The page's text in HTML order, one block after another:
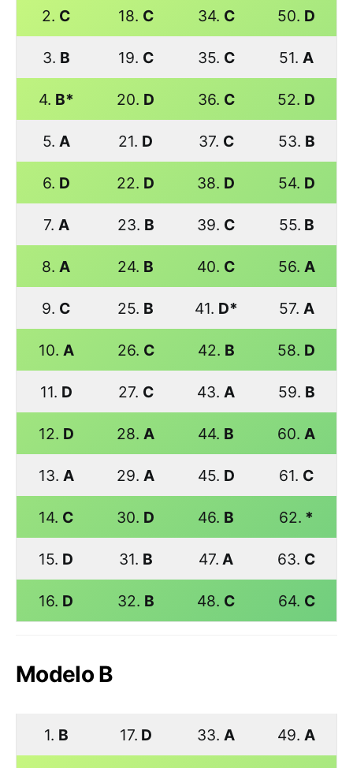
2. C 18. C 34. C 50. D
3. B 19. C 35. C 51. A
4. B* 20. D 36. C 52. D
5. A 21. D 37. C 53. B
6. D 22. D 38. D 54. D
7. A 23. B 39. C 55. B
8. A 24. B 40. C 56. A
9. C 25. B 41. D* 57. A
10. A 26. C 42. B 58. D
11. D 27. C 43. A 59. B
12. D 28. A 44. B 60. A
13. A 29. A 45. D 61. C
14. C 30. D 46. B 62. *
15. D 31. B 47. A 63. C
16. D 32. B 48. C 64. C
Modelo B
1. B 17. D 33. A 49. A